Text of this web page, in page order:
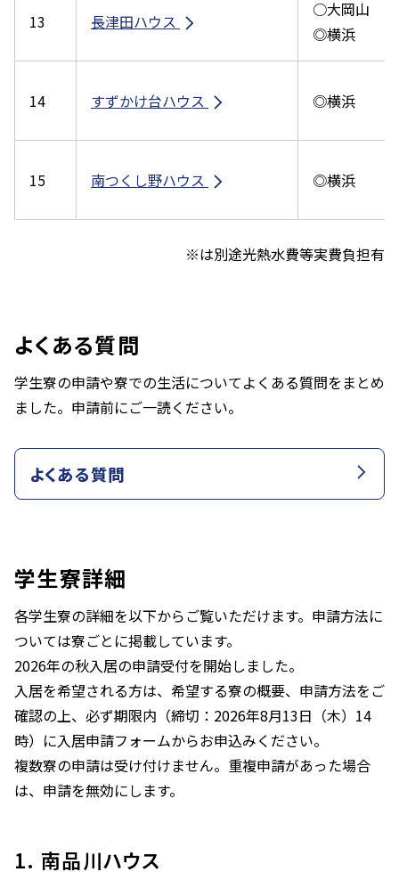
13 長津田ハウス
○大岡山
◎横浜
14 すずかけ台ハウス ◎横浜
15 南つくし野ハウス ◎横浜
※は別途光熱水費等実費負担有
よくある質問
学生寮の申請や寮での生活についてよくある質問をまとめ
ました。申請前にご一読ください。
よくある質問
学生寮詳細
各学生寮の詳細を以下からご覧いただけます。申請方法に
ついては寮ごとに掲載しています。
2026年の秋入居の申請受付を開始しました。
入居を希望される方は、希望する寮の概要、申請方法をご
確認の上、必ず期限内（締切：2026年8月13日（木）14
時）に入居申請フォームからお申込みください。
複数寮の申請は受け付けません。重複申請があった場合
は、申請を無効にします。
1. 南品川ハウス